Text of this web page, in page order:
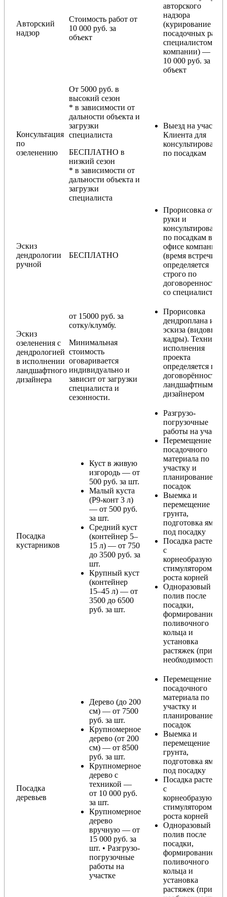
Авторский
надзор
Стоимость работ от
10 000 руб. за
объект
авторского
надзора
(курирование
посадочных работ
специалистом
компании) — от
10 000 руб. за
объект
Консультация
по
озеленению
От 5000 руб. в
высокий сезон
* в зависимости от
дальности объекта и
загрузки
специалиста
БЕСПЛАТНО в
низкий сезон
* в зависимости от
дальности объекта и
загрузки
специалиста
Выезд на участок
Клиента для
консультирования
по посадкам
Эскиз
дендрологии
ручной
БЕСПЛАТНО
Прорисовка от
руки и
консультирование
по посадкам в
офисе компании
(время встречи
определяется
строго по
договоренности
со специалистом)
Эскиз
озеленения с
дендрологией
в исполнении
ландшафтного
дизайнера
от 15000 руб. за
сотку/клумбу.
Минимальная
стоимость
оговаривается
индивидуально и
зависит от загрузки
специалиста и
сезонности.
Прорисовка
дендроплана и
эскиза (видовые
кадры). Техника
исполнения
проекта
определяется по
договорённости с
ландшафтным
дизайнером
Посадка
кустарников
Куст в живую
изгородь — от
500 руб. за шт.
Малый куста
(Р9-конт 3 л)
— от 500 руб.
за шт.
Средний куст
(контейнер 5–
15 л) — от 750
до 3500 руб. за
шт.
Крупный куст
(контейнер
15–45 л) — от
3500 до 6500
руб. за шт.
Разгрузо-
погрузочные
работы на участке
Перемещение
посадочного
материала по
участку и
планирование
посадок
Выемка и
перемещение
грунта,
подготовка ямы
под посадку
Посадка растения
с
корнеобразующим
стимулятором
роста корней
Одноразовый
полив после
посадки,
формирование
поливочного
кольца и
установка
растяжек (при
необходимости)
Посадка
деревьев
Дерево (до 200
см) — от 7500
руб. за шт.
Крупномерное
дерево (от 200
см) — от 8500
руб. за шт.
Крупномерное
дерево с
техникой —
от 10 000 руб.
за шт.
Крупномерное
дерево
вручную — от
15 000 руб. за
шт. • Разгрузо-
погрузочные
работы на
участке
Перемещение
посадочного
материала по
участку и
планирование
посадок
Выемка и
перемещение
грунта,
подготовка ямы
под посадку
Посадка растения
с
корнеобразующим
стимулятором
роста корней
Одноразовый
полив после
посадки,
формирование
поливочного
кольца и
установка
растяжек (при